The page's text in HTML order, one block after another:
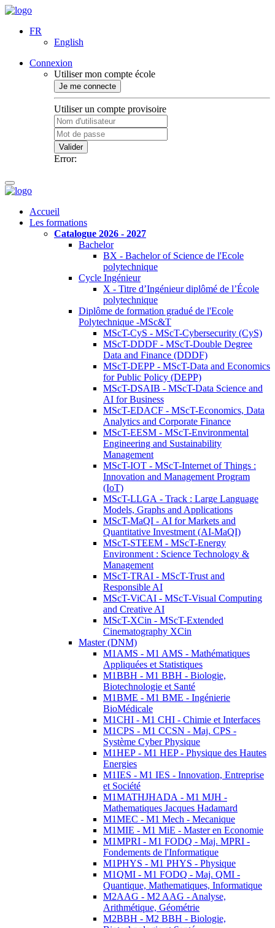
FR
English
Connexion
Utiliser mon compte école
Je me connecte
Utiliser un compte provisoire
Valider
Error:
Accueil
Les formations
Catalogue 2026 - 2027
Bachelor
BX - Bachelor of Science de l'Ecole
polytechnique
Cycle Ingénieur
X - Titre d’Ingénieur diplômé de l’École
polytechnique
Diplôme de formation gradué de l'Ecole
Polytechnique -MSc&T
MScT-CyS - MScT-Cybersecurity (CyS)
MScT-DDDF - MScT-Double Degree
Data and Finance (DDDF)
MScT-DEPP - MScT-Data and Economics
for Public Policy (DEPP)
MScT-DSAIB - MScT-Data Science and
AI for Business
MScT-EDACF - MScT-Economics, Data
Analytics and Corporate Finance
MScT-EESM - MScT-Environmental
Engineering and Sustainability
Management
MScT-IOT - MScT-Internet of Things :
Innovation and Management Program
(IoT)
MScT-LLGA - Track : Large Language
Models, Graphs and Applications
MScT-MaQI - AI for Markets and
Quantitative Investment (AI-MaQI)
MScT-STEEM - MScT-Energy
Environment : Science Technology &
Management
MScT-TRAI - MScT-Trust and
Responsible AI
MScT-ViCAI - MScT-Visual Computing
and Creative AI
MScT-XCin - MScT-Extended
Cinematography XCin
Master (DNM)
M1AMS - M1 AMS - Mathématiques
Appliquées et Statistiques
M1BBH - M1 BBH - Biologie,
Biotechnologie et Santé
M1BME - M1 BME - Ingénierie
BioMédicale
M1CHI - M1 CHI - Chimie et Interfaces
M1CPS - M1 CCSN - Maj. CPS -
Système Cyber Physique
M1HEP - M1 HEP - Physique des Hautes
Energies
M1IES - M1 IES - Innovation, Entreprise
et Société
M1MATHJHADA - M1 MJH -
Mathematiques Jacques Hadamard
M1MEC - M1 Mech - Mecanique
M1MIE - M1 MiE - Master en Economie
M1MPRI - M1 FODQ - Maj. MPRI -
Fondements de l'Informatique
M1PHYS - M1 PHYS - Physique
M1QMI - M1 FODQ - Maj. QMI -
Quantique, Mathematiques, Informatique
M2AAG - M2 AAG - Analyse,
Arithmétique, Géométrie
M2BBH - M2 BBH - Biologie,